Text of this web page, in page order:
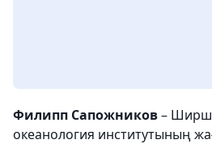
Филипп Сапожников–
океанология институтының